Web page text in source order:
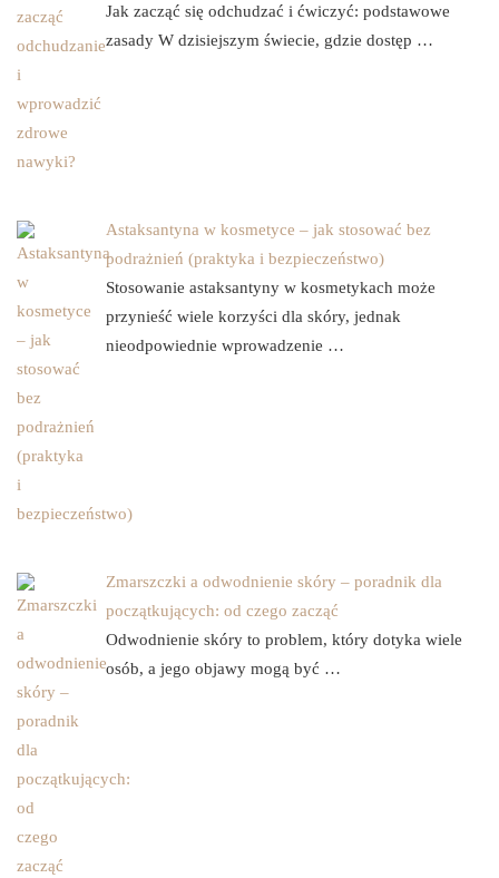
Jak zacząć się odchudzać i ćwiczyć: podstawowe
zasady W dzisiejszym świecie, gdzie dostęp …
Astaksantyna w kosmetyce – jak stosować bez
podrażnień (praktyka i bezpieczeństwo)
Stosowanie astaksantyny w kosmetykach może
przynieść wiele korzyści dla skóry, jednak
nieodpowiednie wprowadzenie …
Zmarszczki a odwodnienie skóry – poradnik dla
początkujących: od czego zacząć
Odwodnienie skóry to problem, który dotyka wiele
osób, a jego objawy mogą być …